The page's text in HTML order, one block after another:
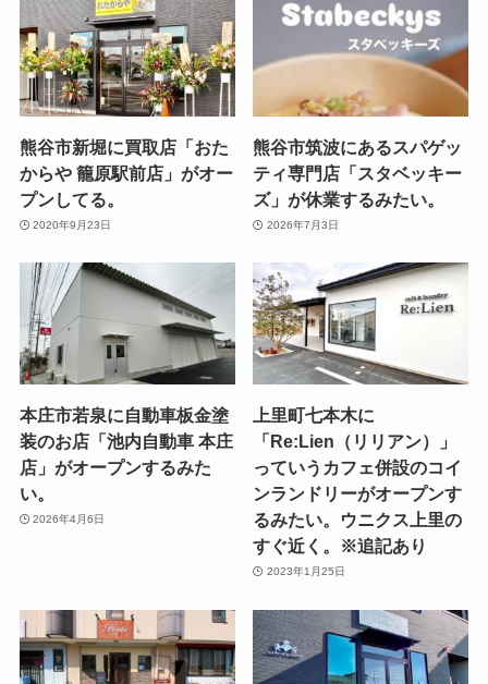
熊谷市新堀に買取店「おた
からや 籠原駅前店」がオー
プンしてる。
2020年9月23日
熊谷市筑波にあるスパゲッ
ティ専門店「スタベッキー
ズ」が休業するみたい。
2026年7月3日
本庄市若泉に自動車板金塗
装のお店「池内自動車 本庄
店」がオープンするみた
い。
2026年4月6日
上里町七本木に
「Re:Lien（リリアン）」
っていうカフェ併設のコイ
ンランドリーがオープンす
るみたい。ウニクス上里の
すぐ近く。※追記あり
2023年1月25日